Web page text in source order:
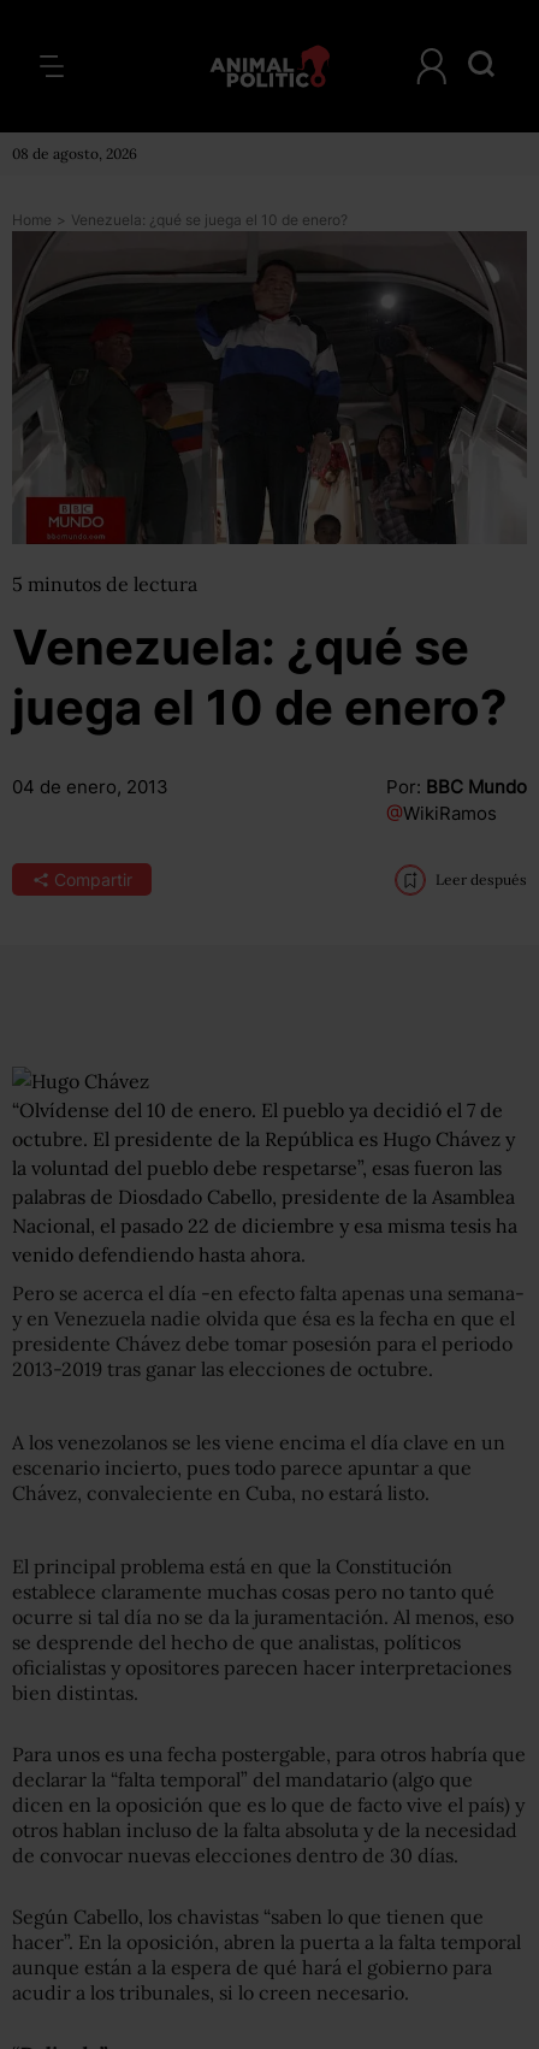
08 de agosto, 2026
Home > Venezuela: ¿qué se juega el 10 de enero?
5 minutos de lectura
Venezuela: ¿qué se
juega el 10 de enero?
04 de enero, 2013 Por: BBC Mundo
@WikiRamos
Compartir Leer después
“Olvídense del 10 de enero. El pueblo ya decidió el 7 de
octubre. El presidente de la República es Hugo Chávez y
la voluntad del pueblo debe respetarse”, esas fueron las
palabras de Diosdado Cabello, presidente de la Asamblea
Nacional, el pasado 22 de diciembre y esa misma tesis ha
venido defendiendo hasta ahora.
Pero se acerca el día -en efecto falta apenas una semana-
y en Venezuela nadie olvida que ésa es la fecha en que el
presidente Chávez debe tomar posesión para el periodo
2013-2019 tras ganar las elecciones de octubre.
A los venezolanos se les viene encima el día clave en un
escenario incierto, pues todo parece apuntar a que
Chávez, convaleciente en Cuba, no estará listo.
El principal problema está en que la Constitución
establece claramente muchas cosas pero no tanto qué
ocurre si tal día no se da la juramentación. Al menos, eso
se desprende del hecho de que analistas, políticos
oficialistas y opositores parecen hacer interpretaciones
bien distintas.
Para unos es una fecha postergable, para otros habría que
declarar la “falta temporal” del mandatario (algo que
dicen en la oposición que es lo que de facto vive el país) y
otros hablan incluso de la falta absoluta y de la necesidad
de convocar nuevas elecciones dentro de 30 días.
Según Cabello, los chavistas “saben lo que tienen que
hacer”. En la oposición, abren la puerta a la falta temporal
aunque están a la espera de qué hará el gobierno para
acudir a los tribunales, si lo creen necesario.